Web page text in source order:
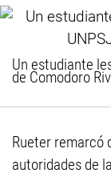
Un estudiante
de Comodoro
Rueter remarcó
autoridades de